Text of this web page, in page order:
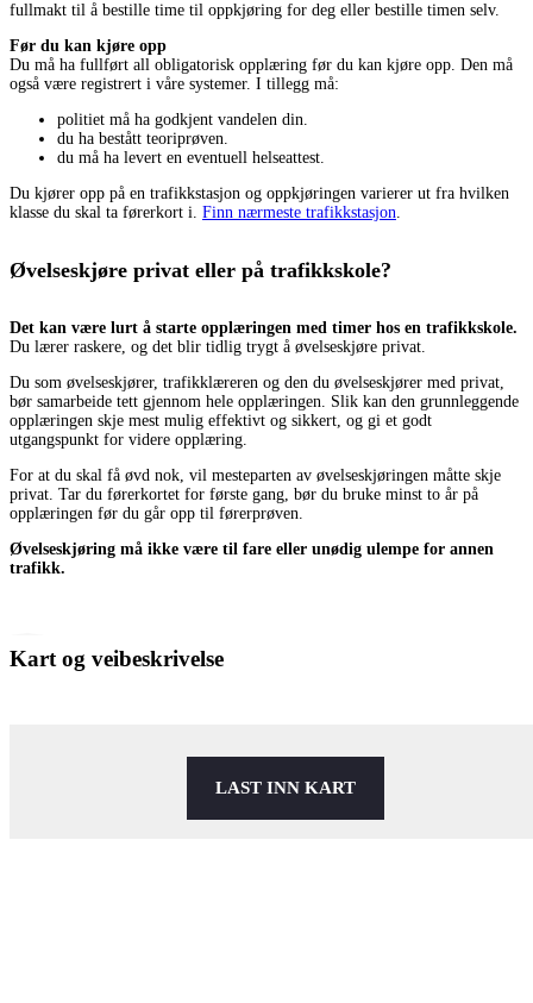
fullmakt til å bestille time til oppkjøring for deg eller bestille timen selv.
Før du kan kjøre opp
Du må ha fullført all obligatorisk opplæring før du kan kjøre opp. Den må
også være registrert i våre systemer. I tillegg må:
politiet må ha godkjent vandelen din.
du ha bestått teoriprøven.
du må ha levert en eventuell helseattest.
Du kjører opp på en trafikkstasjon og oppkjøringen varierer ut fra hvilken
klasse du skal ta førerkort i. Finn nærmeste trafikkstasjon
Øvelseskjøre privat eller på trafikkskole?
Det kan være lurt å starte opplæringen med timer hos en trafikkskole.
Du lærer raskere, og det blir tidlig trygt å øvelseskjøre privat.
Du som øvelseskjører, trafikklæreren og den du øvelseskjører med privat,
bør samarbeide tett gjennom hele opplæringen. Slik kan den grunnleggende
opplæringen skje mest mulig effektivt og sikkert, og gi et godt
utgangspunkt for videre opplæring.
For at du skal få øvd nok, vil mesteparten av øvelseskjøringen måtte skje
privat. Tar du førerkortet for første gang, bør du bruke minst to år på
opplæringen før du går opp til førerprøven.
Øvelseskjøring må ikke være til fare eller unødig ulempe for annen
trafikk.
Kart og veibeskrivelse
LAST INN KART